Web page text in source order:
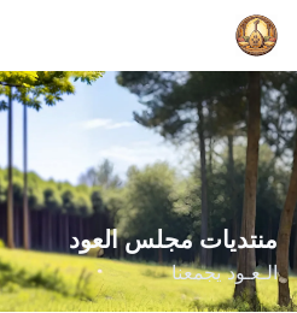
منتديات مجلس العود
الـعـود يجمعنا